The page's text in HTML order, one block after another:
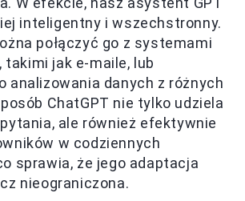
inteligentny i wszechstronny.
połączyć go z systemami
takimi jak e-maile, lub
analizowania danych z różnych
ChatGPT nie tylko udziela
ale również efektywnie
w codziennych
sprawia, że jego adaptacja
nieograniczona.